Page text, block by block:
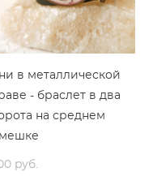
в металлической
- браслет в два
на среднем
pуб.